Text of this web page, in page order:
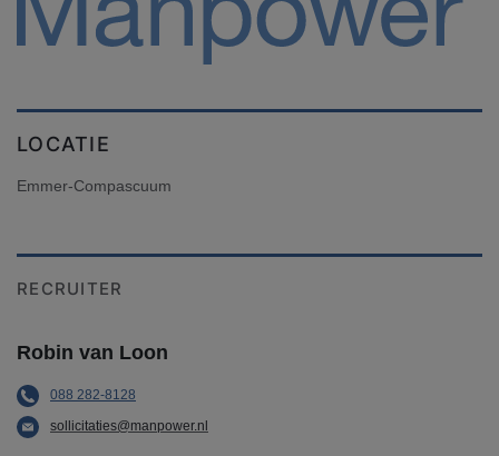
LOCATIE
Emmer-Compascuum
RECRUITER
Robin van Loon
088 282-8128
sollicitaties@manpower.nl